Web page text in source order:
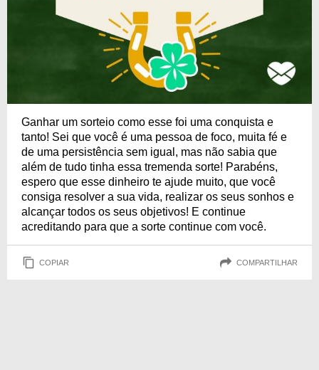
Ganhar um sorteio como esse foi uma conquista e
tanto! Sei que você é uma pessoa de foco, muita fé e
de uma persistência sem igual, mas não sabia que
além de tudo tinha essa tremenda sorte! Parabéns,
espero que esse dinheiro te ajude muito, que você
consiga resolver a sua vida, realizar os seus sonhos e
alcançar todos os seus objetivos! E continue
acreditando para que a sorte continue com você.
COPIAR COMPARTILHAR